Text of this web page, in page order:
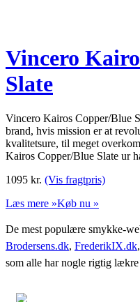
Vincero
Slate
Vincero Kairos Copper/Blue
brand, hvis mission er at
kvalitetsure, til meget
Kairos Copper/Blue Slate ur
1095 kr. (Vis fragtpris)
Læs mere »Køb nu »
De mest populære smykke-
Brodersens.dk, FrederikIX.dk,
som alle har nogle rigtig